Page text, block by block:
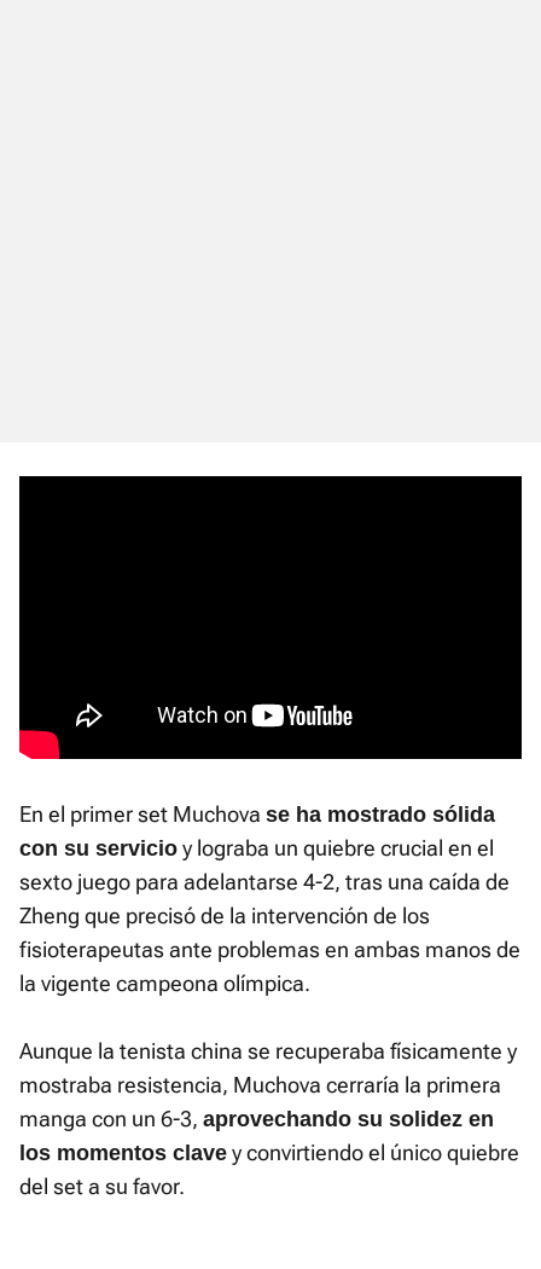
En el primer set Muchova se ha mostrado sólida
con su servicio y lograba un quiebre crucial en el
sexto juego para adelantarse 4-2, tras una caída de
Zheng que precisó de la intervención de los
fisioterapeutas ante problemas en ambas manos de
la vigente campeona olímpica.
Aunque la tenista china se recuperaba físicamente y
mostraba resistencia, Muchova cerraría la primera
manga con un 6-3, aprovechando su solidez en
los momentos clave y convirtiendo el único quiebre
del set a su favor.